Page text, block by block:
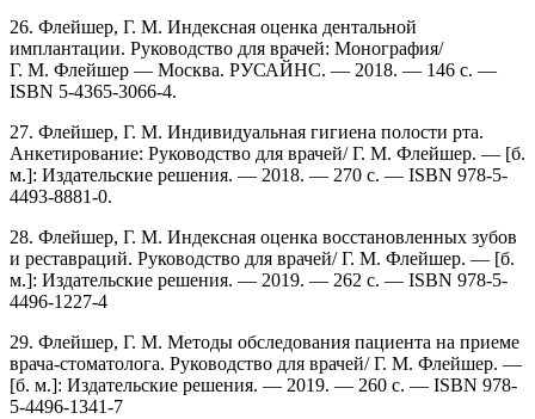
26. Флейшер, Г. М. Индексная оценка дентальной
имплантации. Руководство для врачей: Монография/
Г. М. Флейшер — Москва. РУСАЙНС. — 2018. — 146 c. —
ISBN 5-4365-3066-4.
27. Флейшер, Г. М. Индивидуальная гигиена полости рта.
Анкетирование: Руководство для врачей/ Г. М. Флейшер. — [б.
м.]: Издательские решения. — 2018. — 270 с. — ISBN 978-5-
4493-8881-0.
28. Флейшер, Г. М. Индексная оценка восстановленных зубов
и реставраций. Руководство для врачей/ Г. М. Флейшер. — [б.
м.]: Издательские решения. — 2019. — 262 с. — ISBN 978-5-
4496-1227-4
29. Флейшер, Г. М. Методы обследования пациента на приеме
врача-стоматолога. Руководство для врачей/ Г. М. Флейшер. —
[б. м.]: Издательские решения. — 2019. — 260 с. — ISBN 978-
5-4496-1341-7